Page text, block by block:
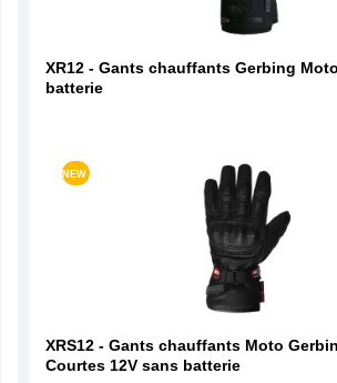
XR12 - Gants chauffants Gerbing
batterie
XRS12 - Gants chauffants Moto
Courtes 12V sans batterie
NEW